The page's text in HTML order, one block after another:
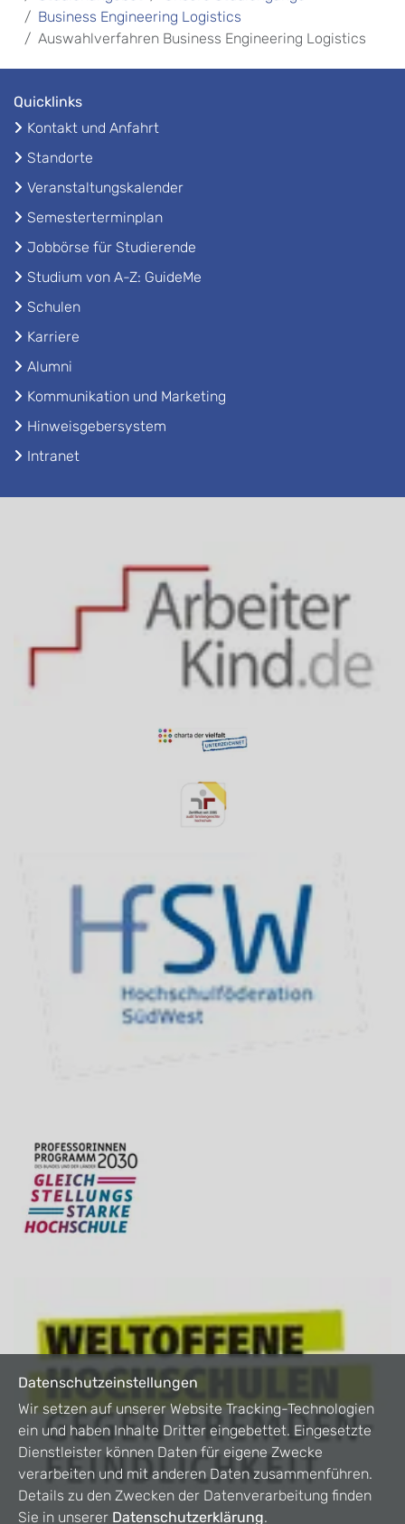
Business Engineering Logistics
Auswahlverfahren Business Engineering Logistics
Quicklinks
Kontakt und Anfahrt
Standorte
Veranstaltungskalender
Semesterterminplan
Jobbörse für Studierende
Studium von A-Z: GuideMe
Schulen
Karriere
Alumni
Kommunikation und Marketing
Hinweisgebersystem
Intranet
Datenschutzeinstellungen
Wir setzen auf unserer Website Tracking-Technologien
ein und haben Inhalte Dritter eingebettet. Eingesetzte
Dienstleister können Daten für eigene Zwecke
verarbeiten und mit anderen Daten zusammenführen.
Details zu den Zwecken der Datenverarbeitung finden
Sie in unserer Datenschutzerklärung.